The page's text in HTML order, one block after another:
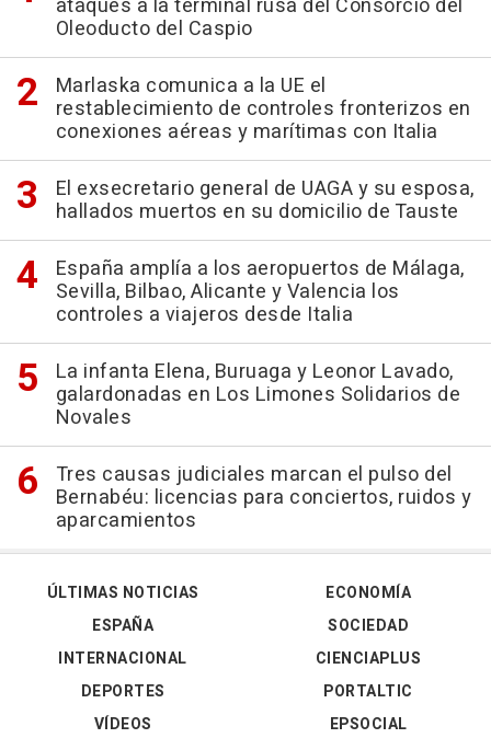
ataques a la terminal rusa del Consorcio del
Oleoducto del Caspio
Marlaska comunica a la UE el
restablecimiento de controles fronterizos en
conexiones aéreas y marítimas con Italia
El exsecretario general de UAGA y su esposa,
hallados muertos en su domicilio de Tauste
España amplía a los aeropuertos de Málaga,
Sevilla, Bilbao, Alicante y Valencia los
controles a viajeros desde Italia
La infanta Elena, Buruaga y Leonor Lavado,
galardonadas en Los Limones Solidarios de
Novales
Tres causas judiciales marcan el pulso del
Bernabéu: licencias para conciertos, ruidos y
aparcamientos
ÚLTIMAS NOTICIAS
ESPAÑA
INTERNACIONAL
DEPORTES
VÍDEOS
ECONOMÍA
SOCIEDAD
CIENCIAPLUS
PORTALTIC
EPSOCIAL